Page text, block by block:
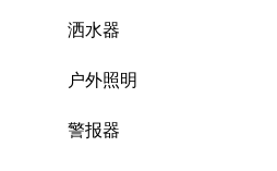
洒水器
户外照明
警报器